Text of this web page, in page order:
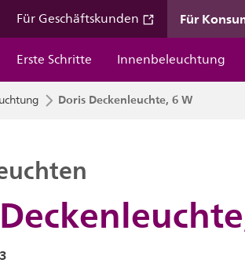
Für Geschäftskunden Für
Erste Schritte
Innenbeleuchtung
Doris Deckenleuchte, 6 W